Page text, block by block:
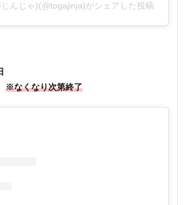
んじゃ)(@togajinja)がシェアした投稿
※なくなり次第終了